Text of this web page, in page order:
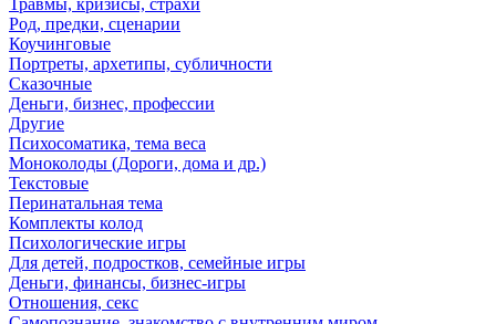
Травмы, кризисы, страхи
Род, предки, сценарии
Коучинговые
Портреты, архетипы, субличности
Сказочные
Деньги, бизнес, профессии
Другие
Психосоматика, тема веса
Моноколоды (Дороги, дома и др.)
Текстовые
Перинатальная тема
Комплекты колод
Психологические игры
Для детей, подростков, семейные игры
Деньги, финансы, бизнес-игры
Отношения, секс